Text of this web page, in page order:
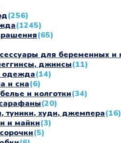
(256)
(1245)
(65)
для беременных и
джинсы(11)
одежда(14)
и сна(6)
и колготки(34)
(20)
туники, худи, джемпера(16)
и майки(3)
(5)